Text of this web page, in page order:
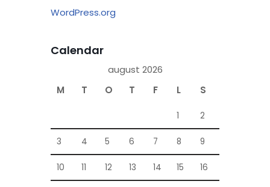
WordPress.org
Calendar
august 2026
M
T O T F L S
1 2
3 4 5 6 7 8 9
10 11 12 13 14 15 16